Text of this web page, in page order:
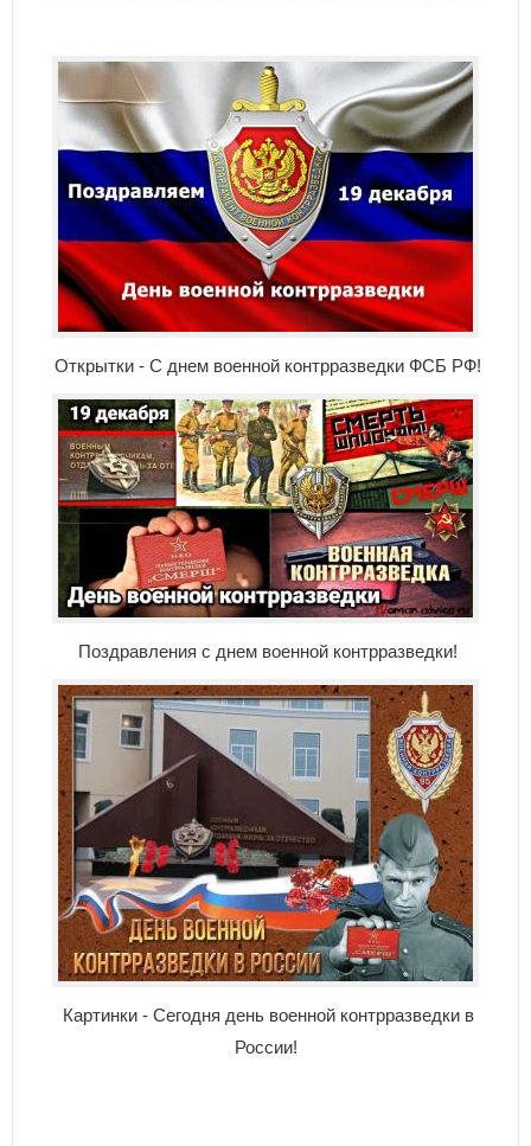
Открытки - С днем военной контрразведки ФСБ РФ!
Поздравления с днем военной контрразведки!
Картинки - Сегодня день военной контрразведки в
России!